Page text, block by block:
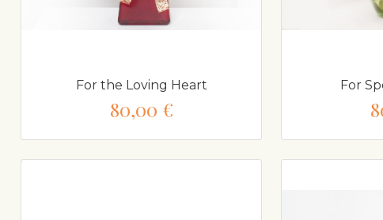
For the Loving Heart
80,00 €
For